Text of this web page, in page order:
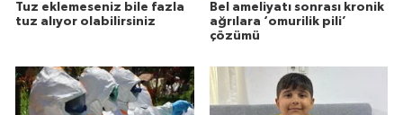
Tuz eklemeseniz bile fazla
tuz alıyor olabilirsiniz
Bel ameliyatı sonrası kronik
ağrılara ‘omurilik pili’
çözümü